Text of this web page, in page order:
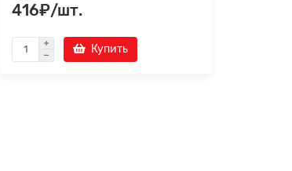
416₽/шт.
Купить